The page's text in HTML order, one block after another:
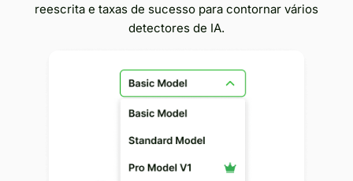
reescrita e taxas de sucesso para contornar vários
detectores de IA.